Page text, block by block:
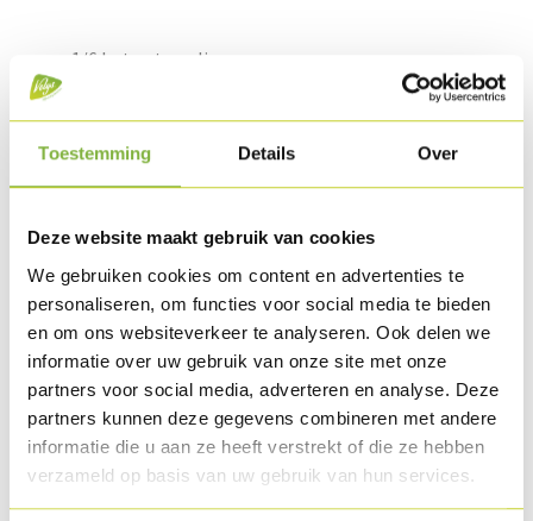
Toestemming Details Over
Deze website maakt gebruik van cookies
We gebruiken cookies om content en advertenties te
personaliseren, om functies voor social media te bieden
en om ons websiteverkeer te analyseren. Ook delen we
informatie over uw gebruik van onze site met onze
partners voor social media, adverteren en analyse. Deze
partners kunnen deze gegevens combineren met andere
informatie die u aan ze heeft verstrekt of die ze hebben
verzameld op basis van uw gebruik van hun services.
1/6 bot peterselie
enkele takjes rozemarijn
5 cl olijfolie
peper & zout
Bereiding
Snij de Kiprôti in. Cutter de look, de rozemarijn, de oregano,
de peterselie samen met de olijfolie, peper en zout. Cutter
de mengeling zo kort mogelijk. Steek de kruiden in de
insnijdingen en bind de Kiprôti op met een keukentouw.
Snij de aubergine en de courgette in plakken, smeer ze in